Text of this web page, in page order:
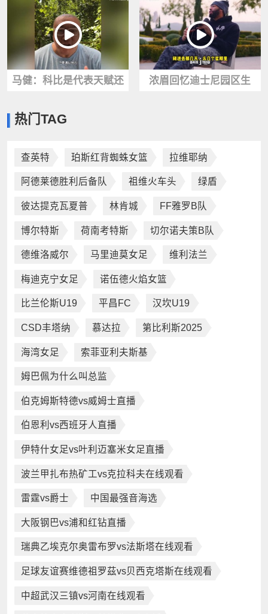
对面得分超过10分
登表情亮了
马健：科比是代表天赋还
高天赋只是空谈！
浓眉回忆迪士尼园区生
热门TAG
查英特 珀斯红背蜘蛛女篮 拉维耶纳
阿德莱德胜利后备队 祖维火车头 绿盾
彼达提克瓦夏普 林肯城 FF雅罗B队
博尔特斯 荷南考特斯 切尔诺夫策B队
德维洛威尔 马里迪莫女足 维利法兰
梅迪克宁女足 诺伍德火焰女篮
比兰伦斯U19 平昌FC 汉坎U19
CSD丰塔纳 慕达拉 第比利斯2025
海湾女足 索菲亚利夫斯基
姆巴佩为什么叫总监
伯克姆斯特德vs威姆士直播
伯恩利vs西班牙人直播
伊特什女足vs叶利迈塞米女足直播
波兰甲扎布热矿工vs克拉科夫在线观看
雷霆vs爵士 中国最强音海选
大阪钢巴vs浦和红钻直播
瑞典乙埃克尔奥雷布罗vs法斯塔在线观看
足球友谊赛维德祖罗茲vs贝西克塔斯在线观看
中超武汉三镇vs河南在线观看